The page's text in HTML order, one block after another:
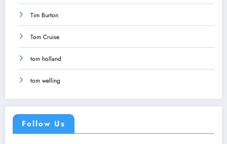
Tim Burton
Tom Cruise
tom holland
tom welling
Follow Us